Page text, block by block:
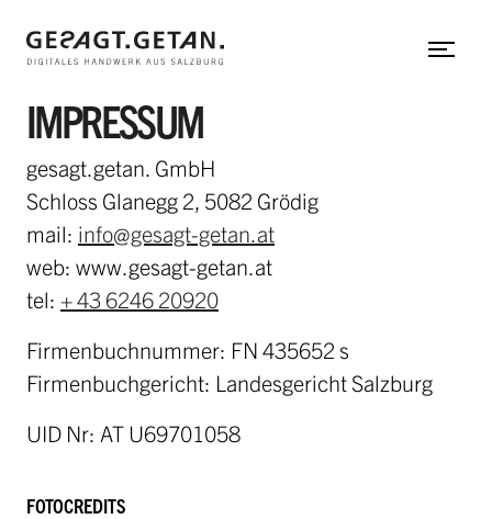
Zum Hauptinhalt
Neos CMS
Shopify
untermenü einblenden
gesagt.getan.
In aller Kürze
Mit uns arbeiten
Team
Referenzen
Hinter den Kulissen
Jobs
IMPRESSUM
gesagt.getan. GmbH
Schloss Glanegg 2, 5082 Grödig
mail: info@gesagt-getan.at
web: www.gesagt-getan.at
tel: + 43 6246 20920
Firmenbuchnummer: FN 435652 s
Firmenbuchgericht: Landesgericht Salzburg
UID Nr: AT U69701058
FOTOCREDITS